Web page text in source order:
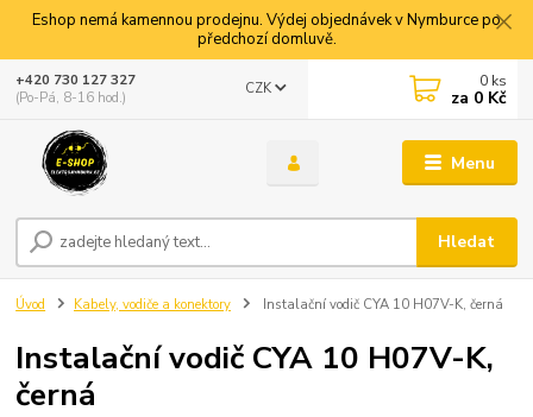
Eshop nemá kamennou prodejnu. Výdej objednávek v Nymburce po
předchozí domluvě.
Menu
CZK
Hledat
+420 730 127 327
(Po-Pá, 8-16 hod.)
0 ks
za 0 Kč
Úvod Kabely, vodiče a konektory Instalační vodič CYA 10 H07V-K, černá
Instalační vodič CYA 10 H07V-K,
černá